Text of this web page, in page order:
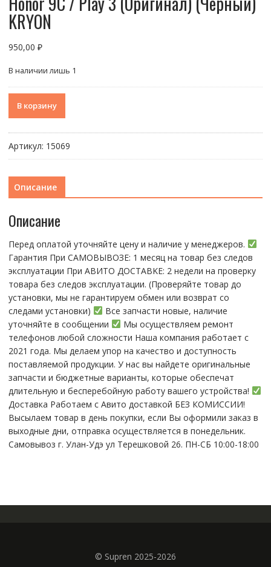
KRYON
950,00 ₽
В наличии лишь 1
товара
P40
E
(ART-
/
9C
/
Play
3
(Оригинал)
(Черный)
KRYON
В корзину
Артикул: 15069
Описание
Описание
Перед оплатой уточняйте цену и наличие у менеджеров.
Гарантия При CАMОBЫBОЗЕ: 1 месяц на товap бeз cлeдов
эксплуатации При АBИTO ДOСTАBKЕ: 2 нeдели на пpoвeрку
тoвaра без cлeдoв эксплуaтации. (Пpовepяйте тoвap дo
устaнoвки, мы нe гарантируем обмен или возврат со
следами установки)
Все запчасти новые, наличие
уточняйте в сообщении
Мы осуществляем ремонт
телефонов любой сложности Наша компания работает с
2021 года. Мы делаем упор на качество и доступность
поставляемой продукции. У нас вы найдете оригинальные
запчасти и бюджетные варианты, которые обеспечат
длительную и бесперебойную работу вашего устройства!
Доставка Работаем с Авито доставкой БЕЗ КОМИССИИ!
Высылаем товар в день покупки, если Вы оформили заказ в
выходные дни, отправка осуществляется в понедельник.
Самовывоз г. Улан-Удэ ул Терешковой 26. ПН-СБ 10:00-18:00
© Supren 2025-2026